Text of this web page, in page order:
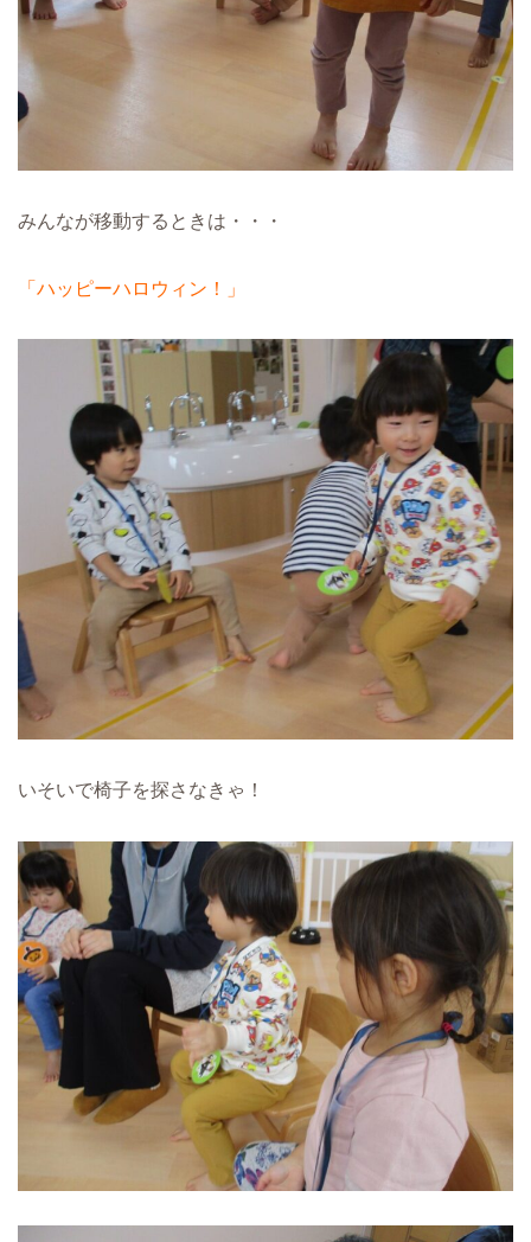
みんなが移動するときは・・・
「ハッピーハロウィン！」
いそいで椅子を探さなきゃ！